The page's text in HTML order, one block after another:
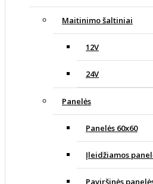
Maitinimo šaltiniai
12V
24V
Panelės
Panelės 60x60
Įleidžiamos
Paviršinės